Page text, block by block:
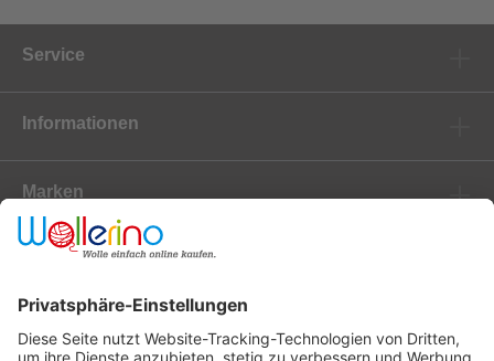
Service
Informationen
Marken
Newsletter